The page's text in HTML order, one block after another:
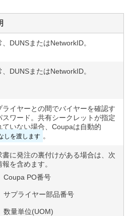
、DUNSまたはNetworkID。
、DUNSまたはNetworkID。
ライヤーとの間でバイヤーを確認す
スワード。共有シークレットが指定
ていない場合、Coupaは自動的
しを渡します 。
書に発注の裏付けがある場合は、次
報を含めます。
Coupa PO番号
サプライヤー部品番号
数量単位(UOM)